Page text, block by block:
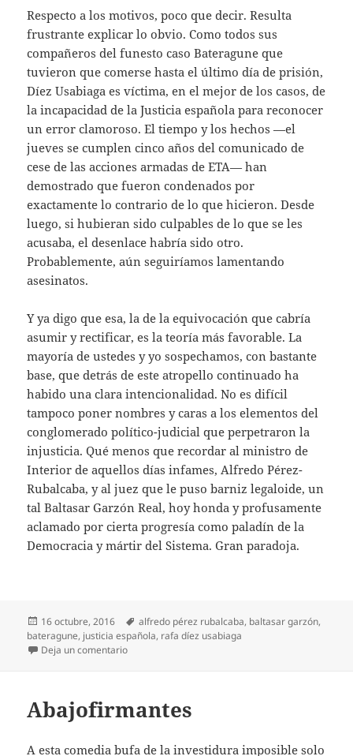
Respecto a los motivos, poco que decir. Resulta
frustrante explicar lo obvio. Como todos sus
compañeros del funesto caso Bateragune que
tuvieron que comerse hasta el último día de prisión,
Díez Usabiaga es víctima, en el mejor de los casos, de
la incapacidad de la Justicia española para reconocer
un error clamoroso. El tiempo y los hechos —el
jueves se cumplen cinco años del comunicado de
cese de las acciones armadas de ETA— han
demostrado que fueron condenados por
exactamente lo contrario de lo que hicieron. Desde
luego, si hubieran sido culpables de lo que se les
acusaba, el desenlace habría sido otro.
Probablemente, aún seguiríamos lamentando
asesinatos.
Y ya digo que esa, la de la equivocación que cabría
asumir y rectificar, es la teoría más favorable. La
mayoría de ustedes y yo sospechamos, con bastante
base, que detrás de este atropello continuado ha
habido una clara intencionalidad. No es difícil
tampoco poner nombres y caras a los elementos del
conglomerado político-judicial que perpetraron la
injusticia. Qué menos que recordar al ministro de
Interior de aquellos días infames, Alfredo Pérez-
Rubalcaba, y al juez que le puso barniz legaloide, un
tal Baltasar Garzón Real, hoy honda y profusamente
aclamado por cierta progresía como paladín de la
Democracia y mártir del Sistema. Gran paradoja.
Publicado
el
16 octubre, 2016 Etiquetas
alfredo pérez rubalcaba, baltasar garzón,
bateragune, justicia española, rafa díez usabiaga
Deja un comentarioen El último de Bateragune
Abajofirmantes
A esta comedia bufa de la investidura imposible solo